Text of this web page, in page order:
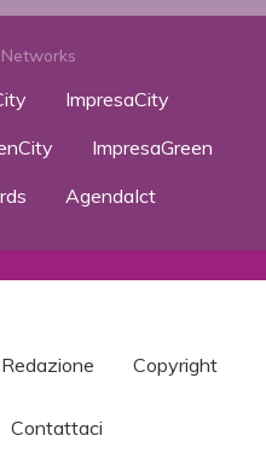
ImpresaCity
ImpresaGreen
AgendaIct
Redazione Copyright
Contattaci